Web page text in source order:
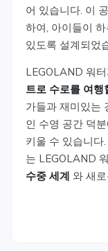
어 있습니다. 이
하여, 아이들이
있도록 설계되었
LEGOLAND 워
트로 수로를 여행
가들과 재미있는
인 수영 공간 덕
키울 수 있습니다
는 LEGOLAND
수중 세계 와 새